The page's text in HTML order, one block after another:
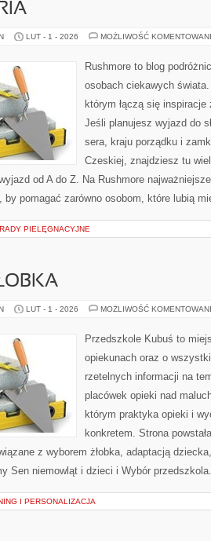
LUT - 1 - 2026 MOŻLIWOŚĆ
Rushmore to blog
osobach ciekawych
którym łączą się
Jeśli planujesz wyjazd do
sera, kraju porządku i
Czeskiej, znajdziesz tu
od A do Z. Na Rushmore
by pomagać zarówno osobom, które lubią
PIELĘGNACYJNE
LUT - 1 - 2026 MOŻLIWOŚĆ
Przedszkole Kubuś to
opiekunach oraz o
rzetelnych informacji na
placówek opieki nad
którym praktyka opieki i
konkretem. Strona
z wyborem żłobka, adaptacją
Sen niemowląt i dzieci i Wybór
I PERSONALIZACJA